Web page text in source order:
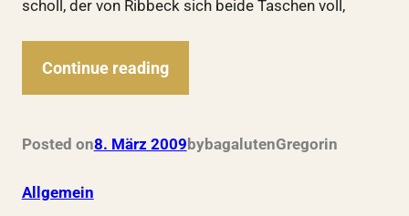
scholl, der von Ribbeck sich beide Taschen voll,
Continue reading
Posted on8. März 2009 bybagalutenGregorin
Allgemein